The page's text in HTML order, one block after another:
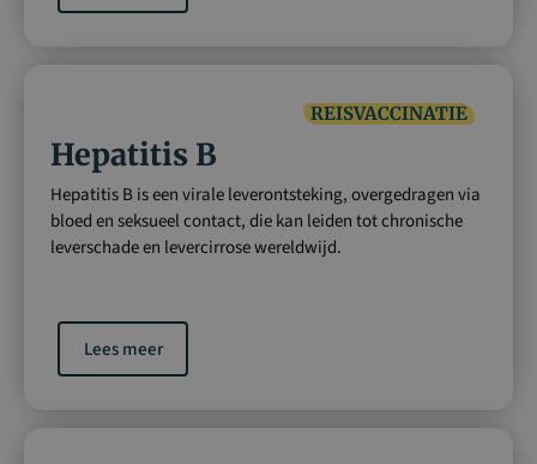
REISVACCINATIE
Hepatitis B
Hepatitis B is een virale leverontsteking, overgedragen via
bloed en seksueel contact, die kan leiden tot chronische
leverschade en levercirrose wereldwijd.
Lees meer